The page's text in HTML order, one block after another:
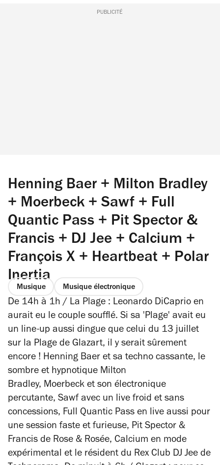
PUBLICITÉ
Henning Baer + Milton Bradley
+ Moerbeck + Sawf + Full
Quantic Pass + Pit Spector &
Francis + DJ Jee + Calcium +
François X + Heartbeat + Polar
Inertia
Musique Musique électronique
De 14h à 1h / La Plage : Leonardo DiCaprio en
aurait eu le couple soufflé. Si sa 'Plage' avait eu
un line-up aussi dingue que celui du 13 juillet
sur la Plage de Glazart, il y serait sûrement
encore ! Henning Baer et sa techno cassante, le
sombre et hypnotique Milton
Bradley, Moerbeck et son électronique
percutante, Sawf avec un live froid et sans
concessions, Full Quantic Pass en live aussi pour
une session faste et furieuse, Pit Spector &
Francis de Rose & Rosée, Calcium en mode
expérimental et le résident du Rex Club DJ Jee de